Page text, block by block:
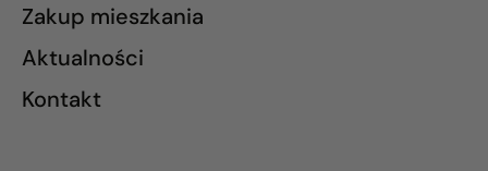
Zakup mieszkania
Aktualności
Kontakt